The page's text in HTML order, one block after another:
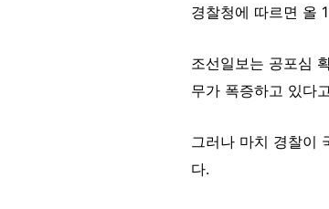
경찰청에 따르면 올
조선일보는 공포심
무가 폭증하고 있다
그러나 마치 경찰이
다.